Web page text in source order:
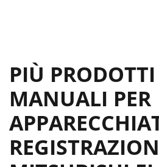
PIÙ PRODOTTI
MANUALI PER